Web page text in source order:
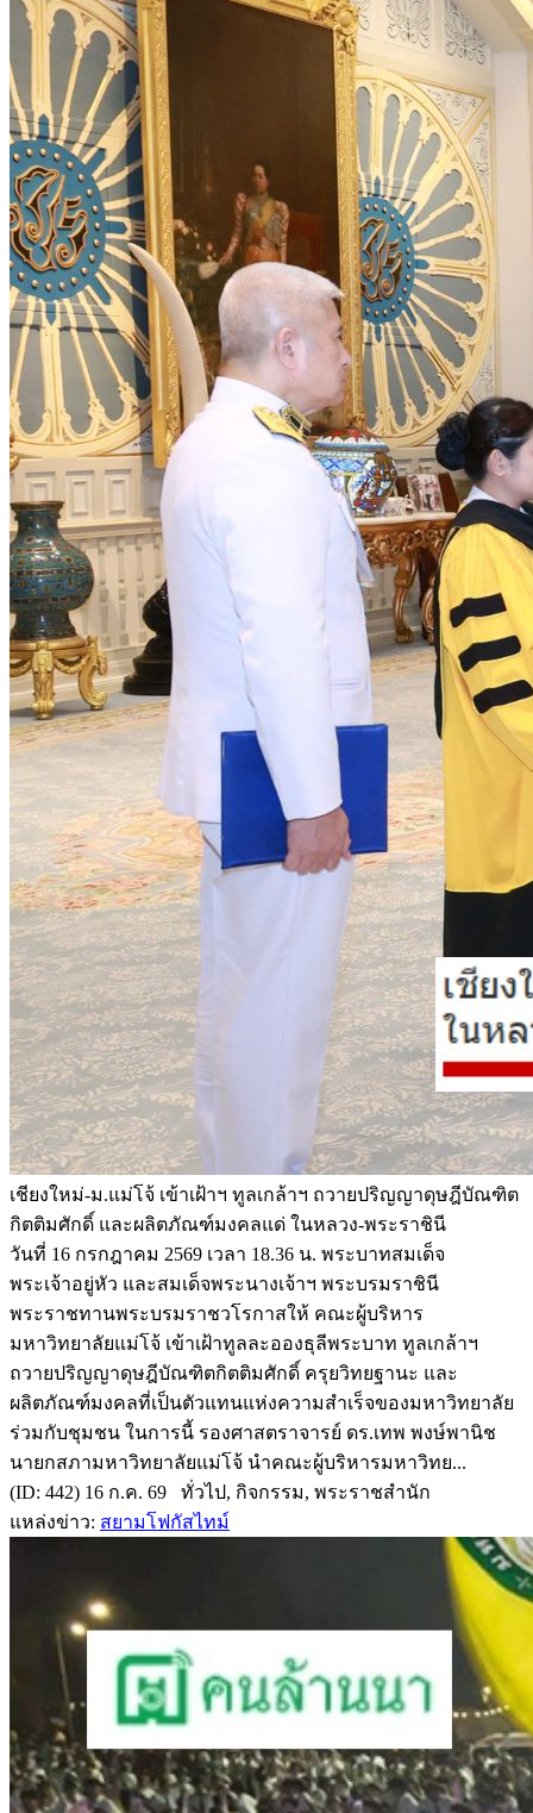
เชียงใหม่-ม.แม่โจ้ เข้าเฝ้าฯ ทูลเกล้าฯ ถวายปริญญาดุษฎีบัณฑิต
กิตติมศักดิ์ และผลิตภัณฑ์มงคลแด่ ในหลวง-พระราชินี
วันที่ 16 กรกฎาคม 2569 เวลา 18.36 น. พระบาทสมเด็จ
พระเจ้าอยู่หัว และสมเด็จพระนางเจ้าฯ พระบรมราชินี
พระราชทานพระบรมราชวโรกาสให้ คณะผู้บริหาร
มหาวิทยาลัยแม่โจ้ เข้าเฝ้าทูลละอองธุลีพระบาท ทูลเกล้าฯ
ถวายปริญญาดุษฎีบัณฑิตกิตติมศักดิ์ ครุยวิทยฐานะ และ
ผลิตภัณฑ์มงคลที่เป็นตัวแทนแห่งความสำเร็จของมหาวิทยาลัย
ร่วมกับชุมชน ในการนี้ รองศาสตราจารย์ ดร.เทพ พงษ์พานิช
นายกสภามหาวิทยาลัยแม่โจ้ นำคณะผู้บริหารมหาวิทย...
(ID: 442) 16 ก.ค. 69 ทั่วไป, กิจกรรม, พระราชสำนัก
แหล่งข่าว: สยามโฟกัสไทม์